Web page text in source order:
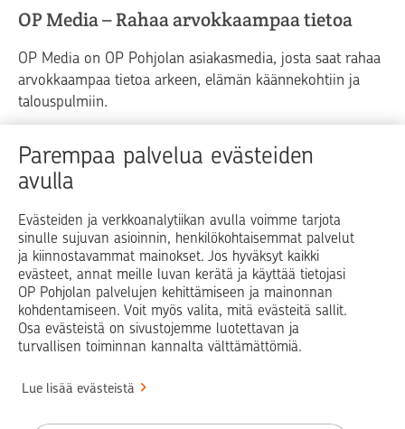
Parempaa palvelua evästeiden
avulla
Evästeiden ja verkkoanalytiikan avulla voimme tarjota
sinulle sujuvan asioinnin, henkilökohtaisemmat palvelut
ja kiinnostavammat mainokset. Jos hyväksyt kaikki
evästeet, annat meille luvan kerätä ja käyttää tietojasi
OP Pohjolan palvelujen kehittämiseen ja mainonnan
kohdentamiseen. Voit myös valita, mitä evästeitä sallit.
Osa evästeistä on sivustojemme luotettavan ja
turvallisen toiminnan kannalta välttämättömiä.
Lue lisää evästeistä
OP Media – Rahaa arvokkaampaa tietoa
OP Media on OP Pohjolan asiakasmedia, josta saat rahaa
arvokkaampaa tietoa arkeen, elämän käännekohtiin ja
talouspulmiin.
Raha Elämä
Yrityselämä
Blogit ja puheenvuorot
Op.fi OP Koti Pohjola Vahinkoapu
Facebook
X LinkedInInstagram